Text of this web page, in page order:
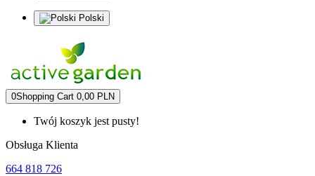
Polski
0Shopping Cart 0,00 PLN
Twój koszyk jest pusty!
Obsługa Klienta
664 818 726